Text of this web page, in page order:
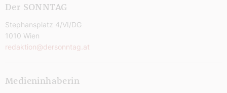
Der SONNTAG
Stephansplatz 4/VI/DG
1010 Wien
redaktion@dersonntag.at
Medieninhaberin